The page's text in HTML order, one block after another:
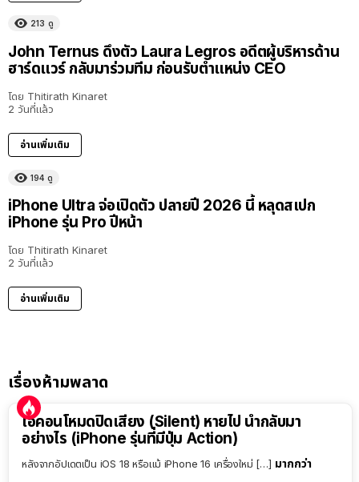
213 ดู
John Ternus ดึงตัว Laura Legros อดีตผู้บริหารด้าน
ฮาร์ดแวร์ กลับมาร่วมทีม ก่อนรับตำแหน่ง CEO
โดย Thitirath Kinaret
2 วันที่แล้ว
อ่านเพิ่มเติม
194 ดู
iPhone Ultra จ่อเปิดตัว ปลายปี 2026 นี้ หลุดสเปก
iPhone รุ่น Pro ปีหน้า
โดย Thitirath Kinaret
2 วันที่แล้ว
อ่านเพิ่มเติม
เรื่องห้ามพลาด
ไอคอนโหมดปิดเสียง (Silent) หายไป นำกลับมา
อย่างไร (iPhone รุ่นที่มีปุ่ม Action)
หลังจากอัปเดตเป็น iOS 18 หรือแม้ iPhone 16 เครื่องใหม่ […] มากกว่า